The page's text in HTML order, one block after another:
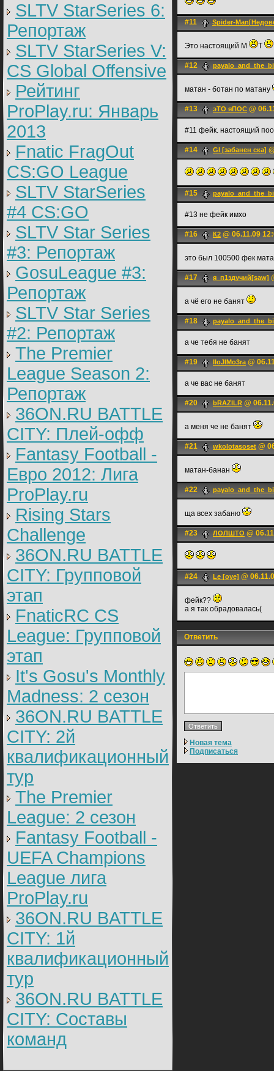
SLTV StarSeries 6:
Репортаж
SLTV StarSeries V:
CS Global Offensive
Рейтинг
ProPlay.ru: Январь
2013
Fnatic FragOut
CS:GO League
SLTV StarSeries
#4 CS:GO
SLTV Star Series
#3: Репортаж
GosuLeague #3:
Репортаж
SLTV Star Series
#2: Репортаж
The Premier
League Season 2:
Репортаж
36ON.RU BATTLE
CITY: Плей-офф
Fantasy Football -
Евро 2012: Лига
ProPlay.ru
Rising Stars
Challenge
36ON.RU BATTLE
CITY: Групповой
этап
FnaticRC CS
League: Групповой
этап
It's Gosu's Monthly
Madness: 2 сезон
36ON.RU BATTLE
CITY: 2й
квалификационный
тур
The Premier
League: 2 cезон
Fantasy Football -
UEFA Champions
League лига
ProPlay.ru
36ON.RU BATTLE
CITY: 1й
квалификационный
тур
36ON.RU BATTLE
CITY: Составы
команд
#11 Spider-
Это настоящий М Т
#12
матан - ботан по матану
#13 эТО яПОС @
#11 фейк. настоящий
#14 Gl [забанен ска]
#15
#13 не фейк имхо
#16 К2 @ 06.11.09
это был 100500 фек
#17 я_п1здучий[saw]
а чё его не банят
#18
а че тебя не банят
#19 IIoJIMo3ra@
а че вас не банят
#20 bRAZILR @
а меня че не банят
#21 wkolotasoset @
матан-банан
#22
ща всех забаню
#23 ЛОЛШТО @
#24 Le [оуе] @
фейк??
а я так обрадовалась(
Ответить
Новая тема
Подписаться